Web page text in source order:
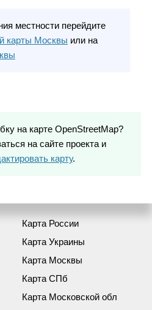
местности перейдите
карты Москвы или на
на карте OpenStreetMap?
на сайте проекта и
карту.
Карта России
Карта Украины
Карта Москвы
Карта СПб
Карта Московской обл